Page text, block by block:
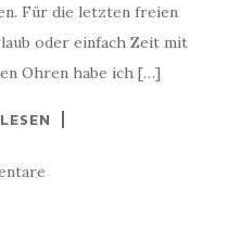
Für die letzten freien
oder einfach Zeit mit
Ohren habe ich […]